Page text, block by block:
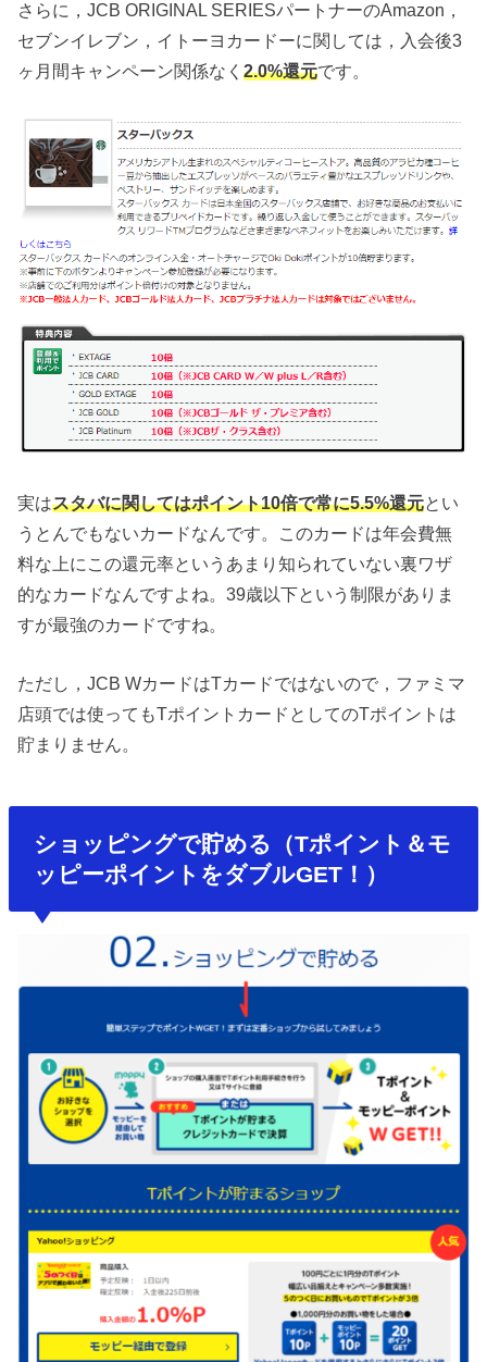
さらに，JCB ORIGINAL SERIESパートナーのAmazon，
セブンイレブン，イトーヨカードーに関しては，入会後3
ヶ月間キャンペーン関係なく2.0%還元です。
実はスタバに関してはポイント10倍で常に5.5%還元とい
うとんでもないカードなんです。このカードは年会費無
料な上にこの還元率というあまり知られていない裏ワザ
的なカードなんですよね。39歳以下という制限がありま
すが最強のカードですね。
ただし，JCB WカードはTカードではないので，ファミマ
店頭では使ってもTポイントカードとしてのTポイントは
貯まりません。
ショッピングで貯める（Tポイント＆モ
ッピーポイントをダブルGET！）